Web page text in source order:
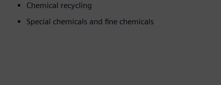
Chemical recycling
Special chemicals and fine chemicals